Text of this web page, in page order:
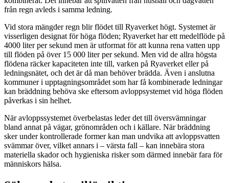
från regn avleds i samma ledning.
Vid stora mängder regn blir flödet till Ryaverket högt. Systemet är
visserligen designat för höga flöden; Ryaverket har ett medelflöde på
4000 liter per sekund men är utformat för att kunna rena vatten upp
till flöden på över 15 000 liter per sekund. Men vid de allra högsta
flödena räcker kapaciteten inte till, varken på Ryaverket eller på
ledningsnätet, och det är då man behöver brädda. Även i anslutna
kommuner i upptagningsområdet som har få kombinerade ledningar
kan bräddning behöva ske eftersom avloppsystemet vid höga flöden
påverkas i sin helhet.
När avloppssystemet överbelastas leder det till översvämningar
bland annat på vägar, grönområden och i källare. När bräddning
sker under kontrollerade former kan man undvika att avloppsvatten
svämmar över, vilket annars i – värsta fall – kan innebära stora
materiella skador och hygieniska risker som därmed innebär fara för
människors hälsa.